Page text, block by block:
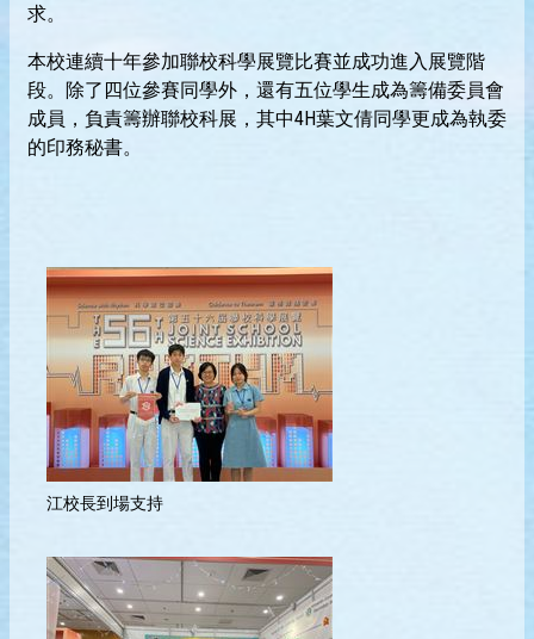
求。
本校連續十年參加聯校科學展覽比賽並成功進入展覽階
段。除了四位參賽同學外，還有五位學生成為籌備委員會
成員，負責籌辦聯校科展，其中4H葉文倩同學更成為執委
的印務秘書。
江校長到場支持